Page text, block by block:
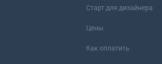
Старт для дизайнера
Цены
Как оплатить